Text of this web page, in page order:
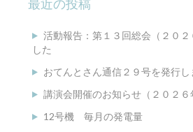
最近の投稿
活動報告：第１３回総会（２０２
した
おてんとさん通信２９号を発行し
講演会開催のお知らせ（２０２６
12号機 毎月の発電量